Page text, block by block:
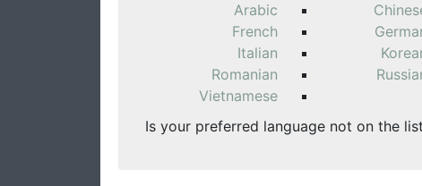
Arabic
French
Italian
Romanian
Vietnamese
Is your preferred language not on the